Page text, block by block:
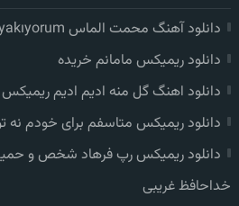
دانلود آهنگ محمت الماس gidene yakıyorum
دانلود ریمیکس مامانم خریده
دانلود اهنگ گل منه ادیم ادیم ریمیکس
دانلود ریمیکس متاسفم برای خودم نه
دانلود ریمیکس رپ فرهاد شخص و
خداحافظ غریبی